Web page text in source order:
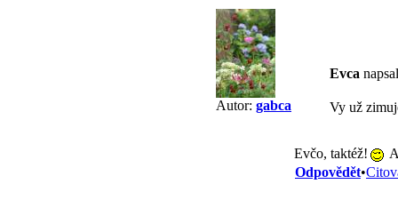
Autor: gabca
Evca
Vy už
Evčo, taktéž!
Odpovědět•